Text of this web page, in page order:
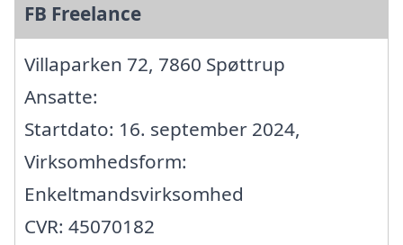
FB Freelance
Villaparken 72, 7860 Spøttrup
Ansatte:
Startdato: 16. september 2024,
Virksomhedsform:
Enkeltmandsvirksomhed
CVR: 45070182